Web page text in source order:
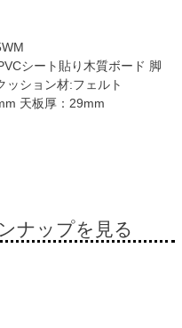
シート貼り木質ボード 脚
ション材:フェルト
天板厚：29mm
ナップを見る